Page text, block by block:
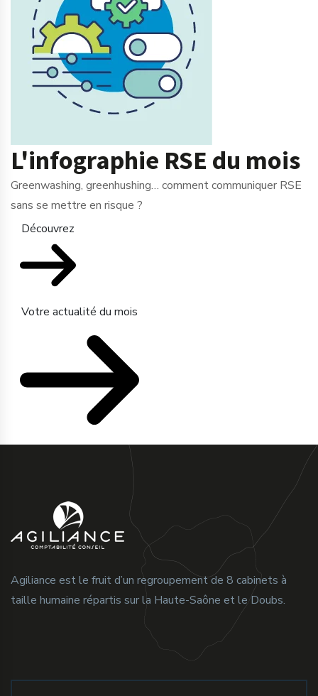
L'infographie RSE du mois
Greenwashing, greenhushing… comment communiquer RSE
sans se mettre en risque ?
Découvrez
Votre actualité du mois
Agiliance est le fruit d’un regroupement de 8 cabinets à
taille humaine répartis sur la Haute-Saône et le Doubs.